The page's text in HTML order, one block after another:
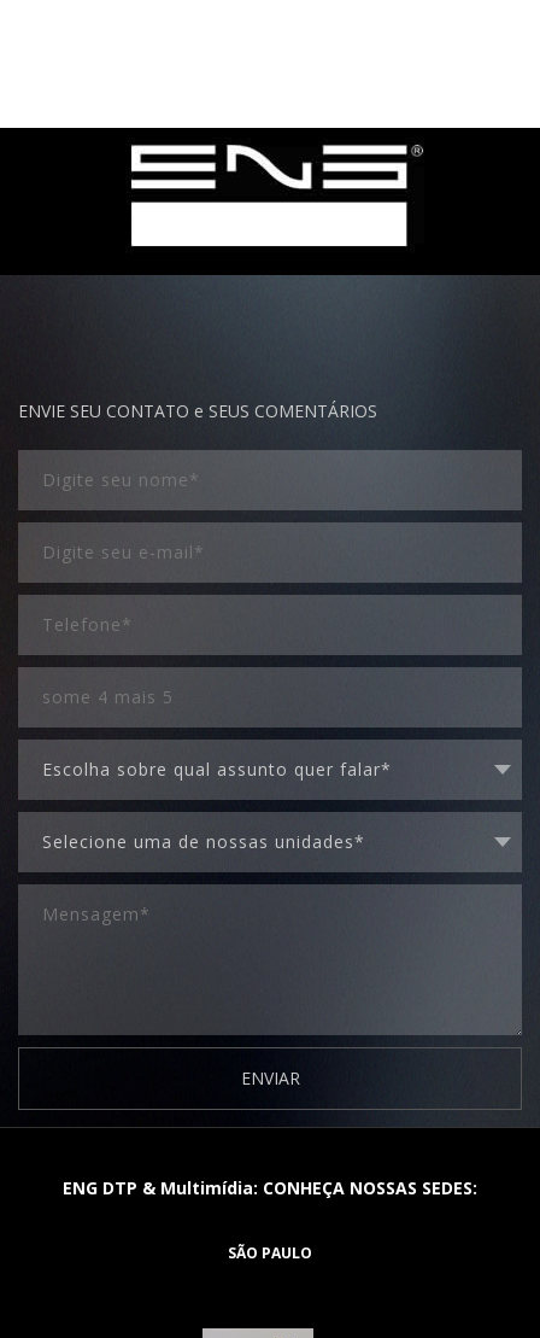
ENVIE SEU CONTATO e SEUS COMENTÁRIOS
ENVIAR
ENG DTP & Multimídia: CONHEÇA NOSSAS SEDES:
SÃO PAULO